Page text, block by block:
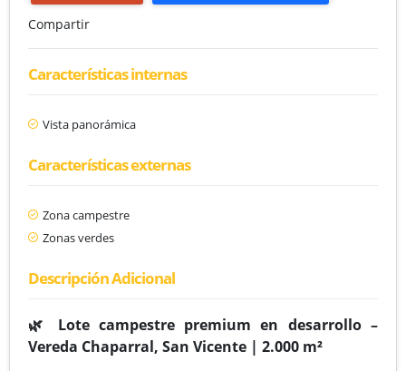
Compartir
Características internas
Vista panorámica
Características externas
Zona campestre
Zonas verdes
Descripción Adicional
🌿 Lote campestre premium en desarrollo –
Vereda Chaparral, San Vicente | 2.000 m²